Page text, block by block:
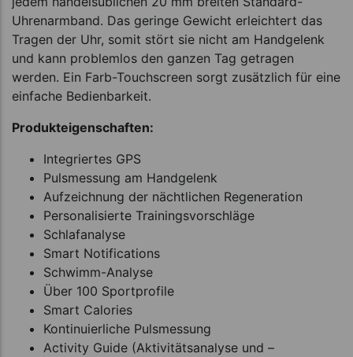
Uhrenarmband. Das geringe Gewicht erleichtert das
Tragen der Uhr, somit stört sie nicht am Handgelenk
und kann problemlos den ganzen Tag getragen
werden. Ein Farb-Touchscreen sorgt zusätzlich für eine
einfache Bedienbarkeit.
Produkteigenschaften:
Integriertes GPS
Pulsmessung am Handgelenk
Aufzeichnung der nächtlichen Regeneration
Personalisierte Trainingsvorschläge
Schlafanalyse
Smart Notifications
Schwimm-Analyse
Über 100 Sportprofile
Smart Calories
Kontinuierliche Pulsmessung
Activity Guide (Aktivitätsanalyse und –